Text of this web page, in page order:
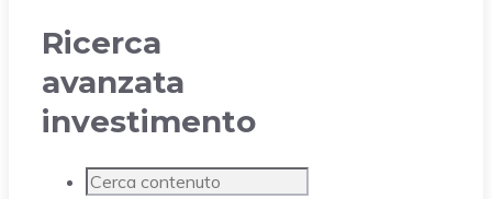
Ricerca
avanzata
investimento